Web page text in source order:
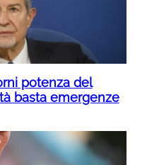
potenza del
basta emergenze